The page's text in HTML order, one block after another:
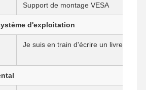
Support de montage VESA
d'exploitation
Je suis en train d'écrire un livre.